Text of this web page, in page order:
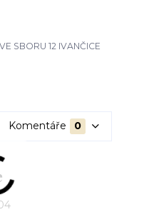
SBORU 12 IVANČICE
Komentáře 0